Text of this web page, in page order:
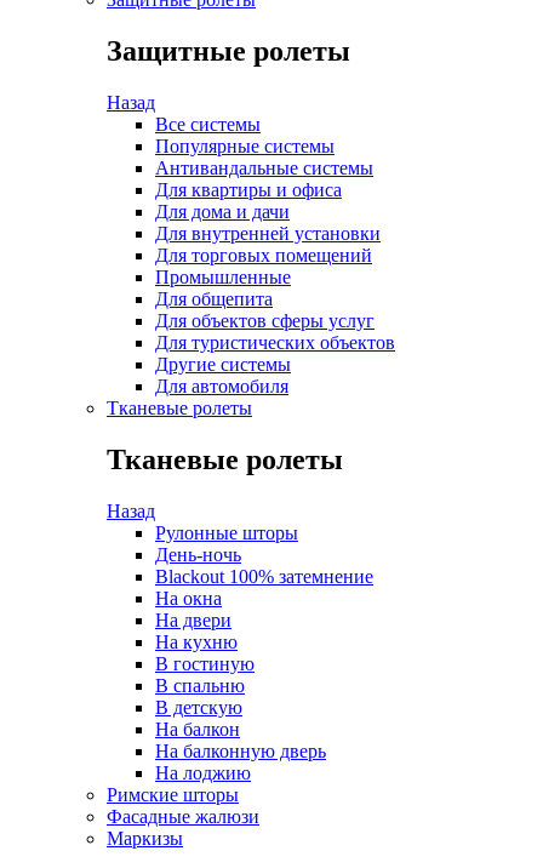
Защитные ролеты
Назад
Все системы
Популярные системы
Антивандальные системы
Для квартиры и офиса
Для дома и дачи
Для внутренней установки
Для торговых помещений
Промышленные
Для общепита
Для объектов сферы услуг
Для туристических объектов
Другие системы
Для автомобиля
Тканевые ролеты
Тканевые ролеты
Назад
Рулонные шторы
День-ночь
Blackout 100% затемнение
На окна
На двери
На кухню
В гостиную
В спальню
В детскую
На балкон
На балконную дверь
На лоджию
Римские шторы
Фасадные жалюзи
Маркизы